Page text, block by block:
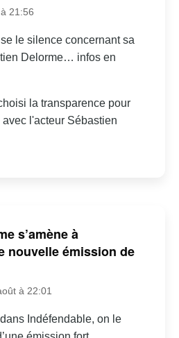
21:56
le silence concernant sa
Delorme… infos en
la transparence pour
l'acteur Sébastien
s’amène à
nouvelle émission de
à 22:01
Indéfendable, on le